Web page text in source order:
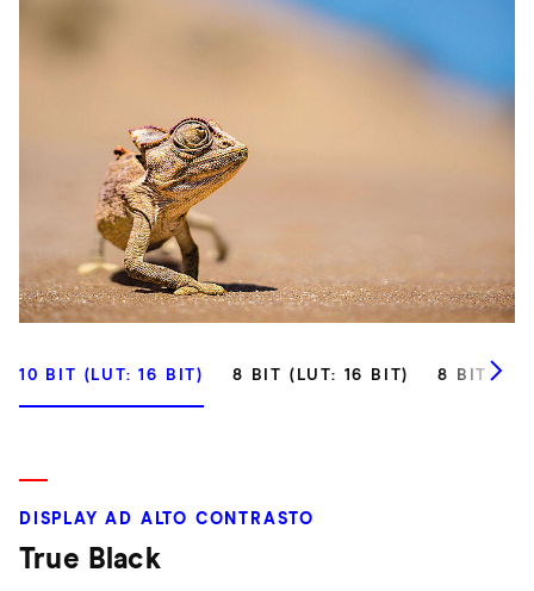
10 BIT (LUT: 16 BIT) 8 BIT (LUT: 16 BIT) 8 BIT
DISPLAY AD ALTO CONTRASTO
True Black